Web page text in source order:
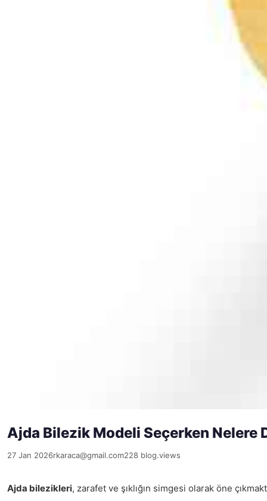
Ajda Bilezik Modeli Seçerken Nelere
27 Jan 2026rkaraca@gmail.com228 blog.views
Ajda bilezikleri, zarafet ve şıklığın simgesi olarak öne